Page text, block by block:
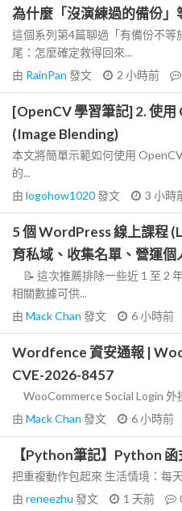
為什麼「沒演練過的備份」
這個系列第4篇聊過「有備份不
尾：怎麼確定救得回來...
由 RainPan 發文 2 小時前
[OpenCV 學習筆記] 2. 使
(Image Blending)
本文將簡單示範如何使用
的...
由 logohow1020發文 3 小時
5 個 WordPress 線上課程
育私域、收集名單、營運
📝 這次推薦排除一些近 1 至 2
相關數據可供...
由 Mack Chan 發文 6 小時前
Wordfence 資安通報 |
CVE-2026-8457
WooCommerce Social Login 外
由 Mack Chan 發文 6 小時前
【Python筆記】Python
把重複動作包起來 生活情境：每
由 reneezhu 發文 1 天前